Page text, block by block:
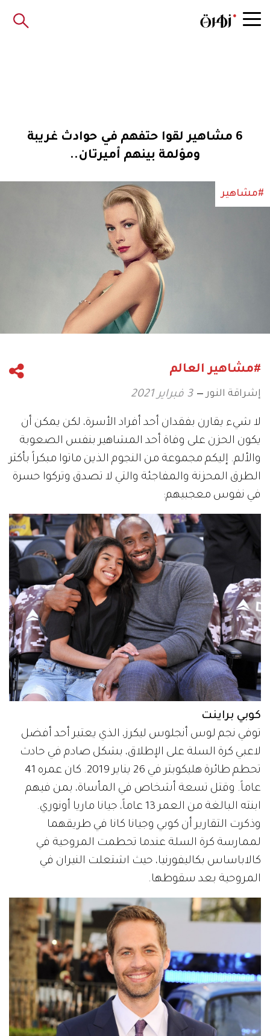
6 مشاهير لقوا حتفهم في حوادث غريبة
ومؤلمة بينهم أميرتان..
#مشاهير
#مشاهير العالم
إشراقة النور 3 فبراير 2021
لا شيء يقارن بفقدان أحد أفراد الأسرة، لكن يمكن أن
يكون الحزن على وفاة أحد المشاهير بنفس الصعوبة
والألم. إليكم مجموعة من النجوم الذين ماتوا مبكراً بأكثر
الطرق المحزنة والمفاجئة والتي لا تصدق وتركوا حسرة
في نفوس معجبيهم:
كوبي براينت
توفي نجم لوس أنجلوس ليكرز، الذي يعتبر أحد أفضل
لاعبي كرة السلة على الإطلاق، بشكل صادم في حادث
تحطم طائرة هليكوبتر في 26 يناير 2019. كان عمره 41
عاماً. وقتل تسعة أشخاص في المأساة، بمن فيهم
ابنته البالغة من العمر 13 عاماً، جيانا ماريا أونوري.
وذكرت التقارير أن كوبي وجيانا كانا في طريقهما
لممارسة كرة السلة عندما تحطمت المروحية في
كالاباساس بكاليفورنيا، حيث اشتعلت النيران في
المروحية بعد سقوطها.